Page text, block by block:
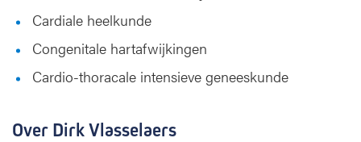
Cardiale heelkunde
Congenitale hartafwijkingen
Cardio-thoracale intensieve geneeskunde
Over Dirk Vlasselaers